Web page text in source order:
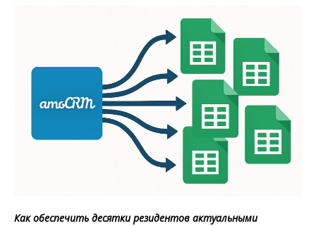
Как обеспечить десятки резидентов актуальными